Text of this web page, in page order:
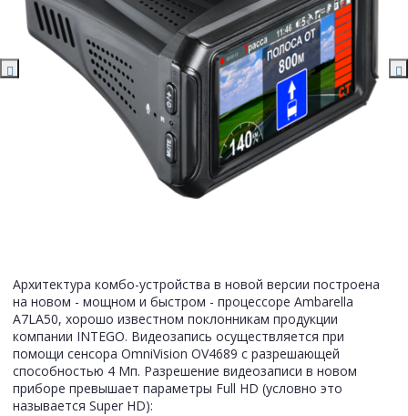
Архитектура комбо-устройства в новой версии построена
на новом - мощном и быстром - процессоре Ambarella
A7LA50, хорошо известном поклонникам продукции
компании INTEGO. Видеозапись осуществляется при
помощи сенсора OmniVision OV4689 с разрешающей
способностью 4 Мп. Разрешение видеозаписи в новом
приборе превышает параметры Full HD (условно это
называется Super HD):